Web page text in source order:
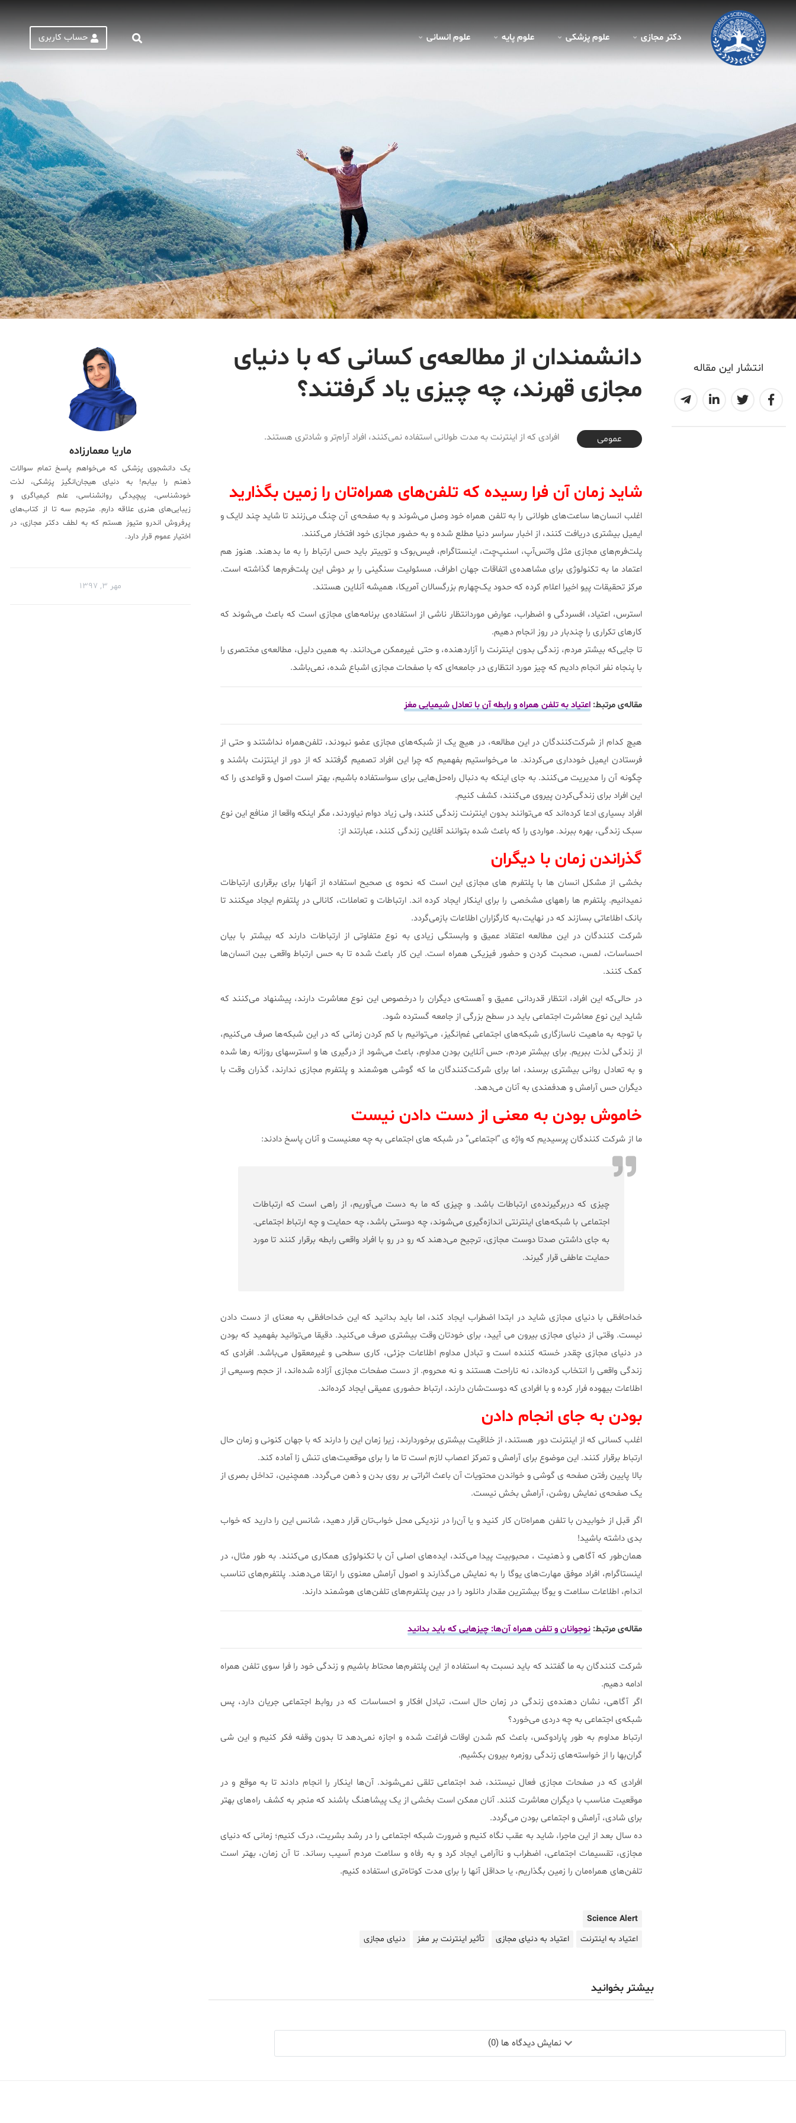
دکتر مجازی علوم پزشکی علوم پايه علوم انسانی حساب کاربری
انتشار این مقاله
دانشمندان از مطالعه‌ی کسانی که با دنیای
مجازی قهرند، چه چیزی یاد گرفتند؟
2018-09-25T19:05:42+03:30
عمومی افرادی که از اینترنت به مدت طولانی استفاده نمی‌کنند، افراد آرام‌تر و شادتری هستند.
شاید زمان آن فرا رسیده که تلفن‌های همراه‌تان را زمین بگذارید
اغلب انسان‌ها ساعت‌های طولانی را به تلفن همراه خود وصل می‌شوند و به صفحه‌ی آن چنگ می‌زنند تا شاید چند لایک و
ایمیل بیشتری دریافت کنند، از اخبار سراسر دنیا مطلع شده و به حضور مجازی خود افتخار می‌کنند.
پلت‌فرم‌های مجازی مثل واتس‌آپ، اسنپ‌چت، اینستاگرام، فیس‌بوک و توییتر باید حس ارتباط را به ما بدهند. هنوز هم
اعتماد ما به تکنولوژی برای مشاهده‌ی اتفاقات جهان اطراف، مسئولیت سنگینی را بر دوش این پلت‌فرم‌ها گذاشته است.
مرکز تحقیقات پیو اخیرا اعلام کرده که حدود یک‌چهارم بزرگسالان آمریکا، همیشه آنلاین هستند.
استرس، اعتیاد، افسردگی و اضطراب، عوارض مورد‌انتظار ناشی از استفاده‌ی برنامه‌های مجازی است که باعث می‌شوند که
کار‌های تکراری را چند‌بار در روز انجام دهیم.
تا جایی‌که بیشتر مردم، زندگی بدون اینترنت را آزاردهنده، و حتی غیرممکن می‌دانند. به همین دلیل، مطالعه‌ی مختصری را
با پنجاه نفر انجام دادیم که چیز مورد انتظاری در جامعه‌ای که با صفحات مجازی اشباع شده، نمی‌باشد.
مقاله‌ی مرتبط: اعتیاد به تلفن همراه و رابطه آن با تعادل شیمیایی مغز
هیچ کدام از شرکت‌کنندگان در این مطالعه، در هیچ یک از شبکه‌های مجازی عضو نبودند، تلفن‌همراه نداشتند و حتی از
فرستادن ایمیل خودداری می‌کردند. ما می‌خواستیم بفهمیم که چرا این افراد تصمیم گرفتند که از دور از اینتزنت باشند و
چگونه آن را مدیریت می‌کنند. به جای اینکه به دنبال راه‌حل‌هایی برای سواستفاده باشیم، بهتر است اصول و قواعدی را که
این افراد برای زندگی‌کردن پیروی می‌کنند، کشف کنیم.
افراد بسیاری ادعا کرده‌اند که می‌توانند بدون اینترنت زندگی کنند، ولی زیاد دوام نیاوردند، مگر اینکه واقعا از منافع این نوع
سبک زندگی، بهره ببرند. مواردی را که باعث شده بتوانند آفلاین زندگی کنند، عبارتند از:
گذراندن زمان با دیگران
بخشی از مشکل انسان ها با پلتفرم های مجازی این است که نحوه ی صحیح استفاده از آنهارا برای برقراری ارتباطات
نمیدانیم. پلتفرم ها راههای مشخصی را برای اینکار ایجاد کرده اند. ارتباطات و تعاملات، کانالی در پلتفرم ایجاد میکنند تا
بانک اطلاعاتی بسازند که در نهایت،به کارگزاران اطلاعات بازمی‌گردد.
شرکت کنندگان در این مطالعه اعتقاد عمیق و وابستگی زیادی به نوع متفاوتی از ارتباطات دارند که بیشتر با بیان
احساسات، لمس، صحبت کردن و حضور فیزیکی همراه است. این کار باعث شده تا به حس ارتباط واقعی بین انسان‌ها
کمک کنند.
در حالی‌که این افراد، انتظار قدردانی عمیق و آهسته‌ی دیگران را درخصوص این نوع معاشرت دارند، پیشنهاد می‌کنند که
شاید این نوع معاشرت اجتماعی باید در سطح بزرگی از جامعه گسترده شود.
با توجه به ماهیت ناسازگاری شبکه‌های اجتماعی غم‌انگیز، می‌توانیم با کم کردن زمانی که در این شبکه‌ها صرف می‌کنیم،
از زندگی لذت ببریم. برای بیشتر مردم، حس آنلاین بودن مداوم، باعث می‌شود از درگیری ها و استرسهای روزانه رها شده
و به تعادل روانی بیشتری برسند، اما برای شرکت‌کنندگان ما که گوشی هوشمند و پلتفرم مجازی ندارند، گذران وقت با
دیگران حس آرامش و هدفمندی به آنان می‌دهد.
خاموش بودن به معنی از دست دادن نیست
ما از شرکت کنندگان پرسیدیم که واژه ی “اجتماعی” در شبکه های اجتماعی به چه معنیست و آنان پاسخ دادند:
چیزی که دربرگیرنده‌ی ارتباطات باشد. و چیزی که ما به دست می‌آوریم، از راهی است که ارتباطات
اجتماعی با شبکه‌های اینترنتی اندازه‌گیری می‌شوند، چه دوستی باشد، چه حمایت و چه ارتباط اجتماعی.
به جای داشتن صدتا دوست مجازی، ترجیح می‌دهند که رو در رو با افراد واقعی رابطه برقرار کنند تا مورد
حمایت عاطفی قرار گیرند.
خداحافظی با دنیای مجازی شاید در ابتدا اضطراب ایجاد کند، اما باید بدانید که این خداحافظی به معنای از دست دادن
نیست. وقتی از دنیای مجازی بیرون می آیید، برای خودتان وقت بیشتری صرف می‌کنید. دقیقا می‌توانید بفهمید که بودن
در دنیای مجازی چقدر خسته کننده است و تبادل مداوم اطلاعات جزئی، کاری سطحی و غیرمعقول می‌باشد. افرادی که
زندگی واقعی را انتخاب کرده‌اند، نه ناراحت هستند و نه محروم. از دست صفحات مجازی آزاده شده‌اند، از حجم وسیعی از
اطلاعات بیهوده فرار کرده و با افرادی که دوست‌شان دارند، ارتباط حضوری عمیقی ایجاد کرده‌اند.
بودن به جای انجام دادن
اغلب کسانی که از اینترنت دور هستند، از خلاقیت بیشتری برخوردارند، زیرا زمان این را دارند که با جهان کنونی و زمان حال
ارتباط برقرار کنند. این موضوع برای آرامش و تمرکز اعصاب لازم است تا ما را برای موقعیت‌های تنش زا آماده کند.
بالا پایین رفتن صفحه ی گوشی و خواندن محتویات آن باعث اثراتی بر روی بدن و ذهن می‌گردد. همچنین، تداخل بصری از
یک صفحه‌ی نمایش روشن، آرامش بخش نیست.
اگر قبل از خوابیدن با تلفن همراه‌تان کار کنید و یا آن‌را در نزدیکی محل خواب‌تان قرار دهید، شانس این را دارید که خواب
بدی داشته باشید!
همان‌طور که آگاهی و ذهنیت ، محبوبیت پیدا می‌کند، ایده‌های اصلی آن با تکنولوژی همکاری می‌کنند. به طور مثال، در
اینستاگرام، افراد موفق مهارت‌های یوگا را به نمایش می‌گذارند و اصول آرامش معنوی را ارتقا می‌دهند. پلتفرم‌های تناسب
اندام، اطلاعات سلامت و یوگا بیشترین مقدار دانلود را در بین پلتفرم‌های تلفن‌های هوشمند دارند.
مقاله‌ی مرتبط:نوجوانان و تلفن همراه آن‌ها: چیزهایی که باید بدانید
شرکت کنندگان به ما گفتند که باید نسبت به استفاده از این پلتفرم‌ها محتاط باشیم و زندگی خود را فرا سوی تلفن همراه
ادامه دهیم.
اگر آگاهی، نشان دهنده‌ی زندگی در زمان حال است، تبادل افکار و احساسات که در روابط اجتماعی جریان دارد، پس
شبکه‌ی اجتماعی به چه دردی می‌خورد؟
ارتباط مداوم به طور پارادوکس، باعث کم شدن اوقات فراغت شده و اجازه نمی‌دهد تا بدون وقفه فکر کنیم و این شی
گران‌بها را از خواسته‌های زندگی روزمره بیرون بکشیم.
افرادی که در صفحات مجازی فعال نیستند، ضد اجتماعی تلقی نمی‌شوند. آن‌ها اینکار را انجام دادند تا به موقع و در
موقعیت مناسب با دیگران معاشرت کنند. آنان ممکن است بخشی از یک پیشاهنگ باشند که منجر به کشف راه‌های بهتر
برای شادی، آرامش و اجتماعی بودن می‌گردد.
ده سال بعد از این ماجرا، شاید به عقب نگاه کنیم و ضرورت شبکه اجتماعی را در رشد بشریت، درک کنیم؛ زمانی که دنیای
مجازی، تقسیمات اجتماعی، اضطراب و ناآرامی ایجاد کرد و به رفاه و سلامت مردم آسیب رساند. تا آن زمان، بهتر است
تلفن‌های همراه‌مان را زمین بگذاریم، یا حداقل آنها را برای مدت کوتاه‌تری استفاده کنیم.
Science Alert
اعتیاد به اینترنت
اعتیاد به دنیای مجازی تأثیر اینترنت بر مغز دنیای مجازی
بیشتر بخوانید
ماریا معمارزاده
یک دانشجوی پزشکی که می‌خواهم پاسخ تمام سوالات
ذهنم را بیابم! به دنیای هیجان‌انگیز پزشکی، لذت
خودشناسی، پیچیدگی روانشناسی، علم کیمیاگری و
زیبایی‌های هنری علاقه دارم. مترجم سه تا از کتاب‌های
پرفروش اندرو متیوز هستم که به لطف دکتر مجازی، در
اختیار عموم قرار دارد.
مهر ۳, ۱۳۹۷
نمایش دیدگاه ها (0)